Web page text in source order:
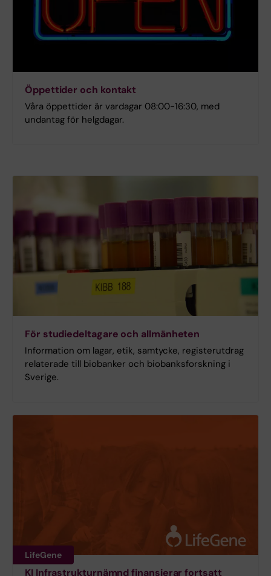
Öppettider och kontakt
Våra öppettider är vardagar 08:00-16:30, med
undantag för helgdagar.
För studiedeltagare och allmänheten
Information om lagar, etik, samtycke, registerutdrag
relaterade till biobanker och biobanksforskning i
Sverige.
LifeGene
KI Infrastrukturnämnd finansierar fortsatt